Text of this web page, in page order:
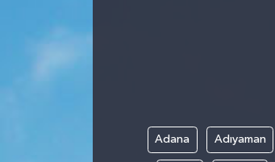
Adana Adıyaman
TEKNOLOJİ